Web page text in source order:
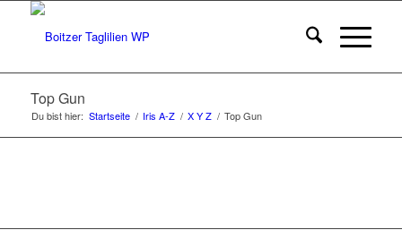
Top Gun
Du bist hier: Startseite / Iris A-Z / X Y Z / Top Gun